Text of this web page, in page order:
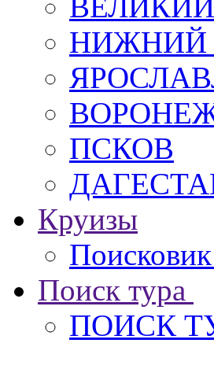
НИЖНИЙ
ПСКОВ
Круизы
Поиск тура
ПОИСК